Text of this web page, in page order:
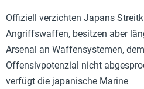
Offiziell verzichten Japans
Angriffswaffen, besitzen aber
Arsenal an Waffensystemen,
Offensivpotenzial nicht
verfügt die japanische Marine